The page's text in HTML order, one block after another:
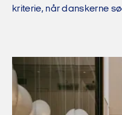
kriterie, når danskerne